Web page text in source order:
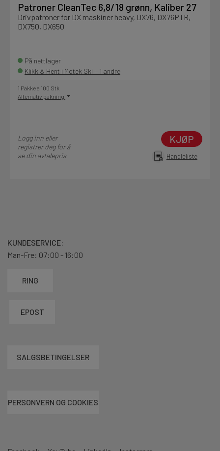
Patroner CleanTec 6,8/18 grønn, Kaliber 27
Drivpatroner for DX maskiner heavy, DX76, DX76PTR,
DX750, DX650
På nettlager
Klikk & Hent i Motek Ski + 1 andre
1 Pakke a 100 Stk
Alternativ pakning
Logg inn eller
registrer deg for å
se din avtalepris
KJØP
Handleliste
KUNDESERVICE:
Man-Fre: 07:00 - 16:00
RING
EPOST
SALGSBETINGELSER
PERSONVERN OG COOKIES